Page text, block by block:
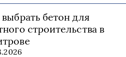
бетон для
строительства в